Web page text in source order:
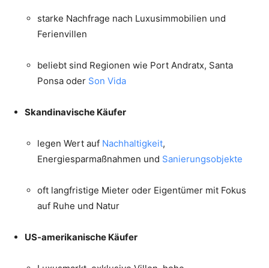
starke Nachfrage nach Luxusimmobilien und
Ferienvillen
beliebt sind Regionen wie Port Andratx, Santa
Ponsa oder Son Vida
Skandinavische Käufer
legen Wert auf Nachhaltigkeit,
Energiesparmaßnahmen und Sanierungsobjekte
oft langfristige Mieter oder Eigentümer mit Fokus
auf Ruhe und Natur
US-amerikanische Käufer